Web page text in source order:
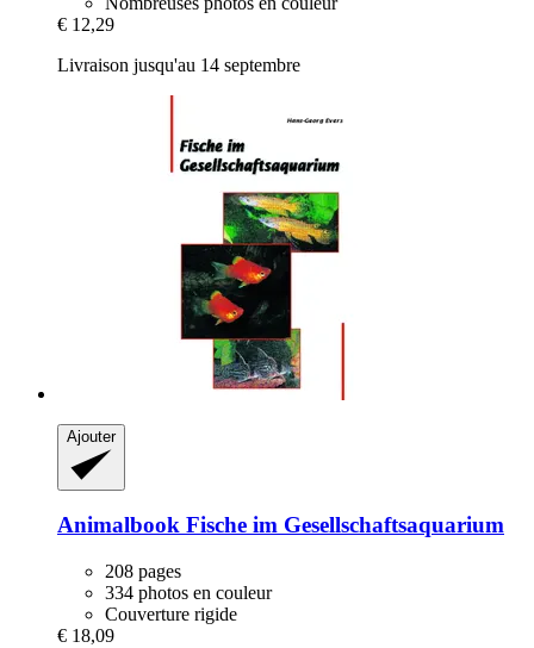
€ 12,29
Livraison jusqu'au 14 septembre
Ajouter
Animalbook Fische im Gesellschaftsaquarium
208 pages
334 photos en couleur
Couverture rigide
€ 18,09